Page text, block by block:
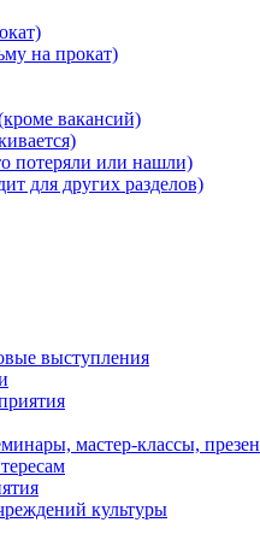
на прокат)
вакансий)
потеряли или нашли)
для других разделов)
выступления
мастер-классы,
культуры